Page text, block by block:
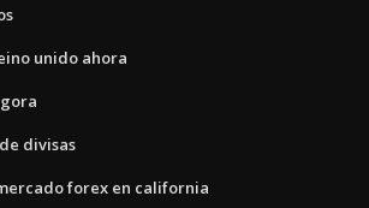
unido ahora
divisas
forex en california